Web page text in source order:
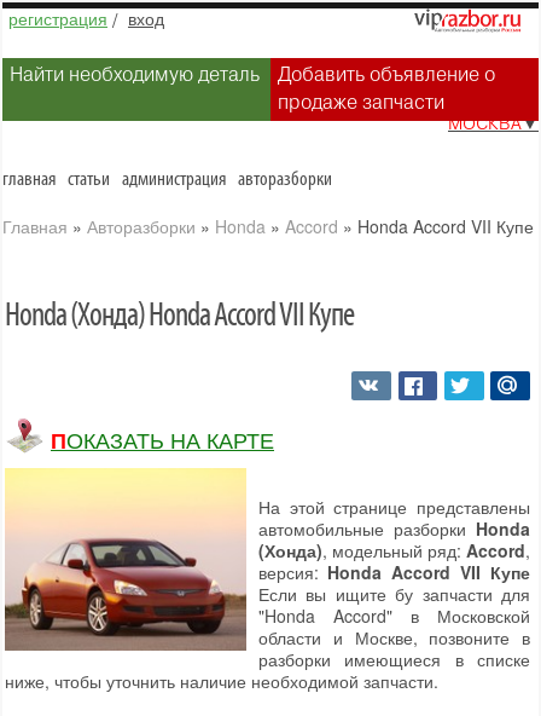
регистрация / вход
Найти необходимую деталь
Добавить объявление о
продаже запчасти
МОСКВА▼
главная статьи администрация авторазборки
Главная » Авторазборки » Honda » Accord » Honda Accord VII Купе
Honda (Хонда) Honda Accord VII Купе
ПОКАЗАТЬ НА КАРТЕ
На этой странице представлены
автомобильные разборки Honda
(Хонда), модельный ряд: Accord,
версия: Honda Accord VII Купе
Если вы ищите бу запчасти для
"Honda Accord" в Московской
области и Москве, позвоните в
разборки имеющиеся в списке
ниже, чтобы уточнить наличие необходимой запчасти.